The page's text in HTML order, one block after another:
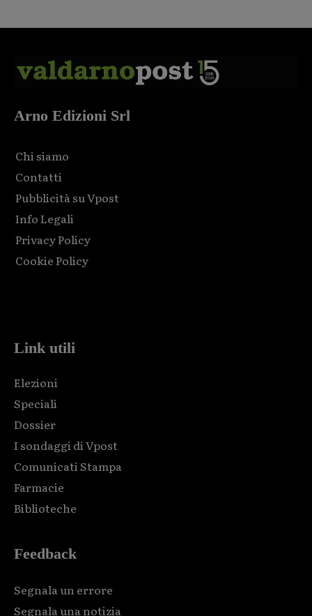
Arno Edizioni Srl
Chi siamo
Contatti
Pubblicità su Vpost
Info Legali
Privacy Policy
Cookie Policy
Link utili
Elezioni
Speciali
Dossier
I sondaggi di Vpost
Comunicati Stampa
Farmacie
Biblioteche
Feedback
Segnala un errore
Segnala una notizia